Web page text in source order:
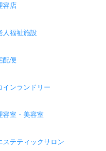
容店
人福祉施設
配便
インランドリー
容室・美容室
ステティックサロン